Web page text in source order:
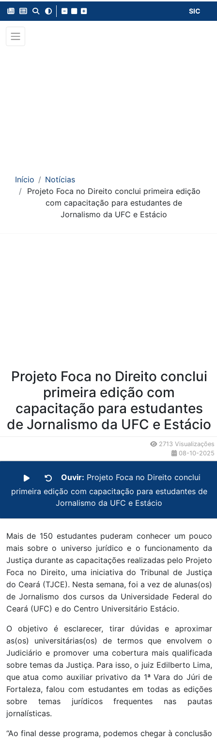
SIC
Início
Notícias
Projeto Foca no Direito conclui primeira edição
com capacitação para estudantes de
Jornalismo da UFC e Estácio
Projeto Foca no Direito conclui
primeira edição com
capacitação para estudantes
de Jornalismo da UFC e Estácio
2713 Visualizações
08-10-2025
Ouvir: Projeto Foca no Direito conclui
primeira edição com capacitação para estudantes de
Jornalismo da UFC e Estácio
Mais de 150 estudantes puderam conhecer um pouco
mais sobre o universo jurídico e o funcionamento da
Justiça durante as capacitações realizadas pelo Projeto
Foca no Direito, uma iniciativa do Tribunal de Justiça
do Ceará (TJCE). Nesta semana, foi a vez de alunas(os)
de Jornalismo dos cursos da Universidade Federal do
Ceará (UFC) e do Centro Universitário Estácio.
O objetivo é esclarecer, tirar dúvidas e aproximar
as(os) universitárias(os) de termos que envolvem o
Judiciário e promover uma cobertura mais qualificada
sobre temas da Justiça. Para isso, o juiz Edilberto Lima,
que atua como auxiliar privativo da 1ª Vara do Júri de
Fortaleza, falou com estudantes em todas as edições
sobre temas jurídicos frequentes nas pautas
jornalísticas.
“Ao final desse programa, podemos chegar à conclusão